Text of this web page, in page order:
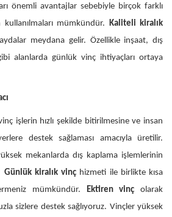
önemli avantajlar sebebiyle birçok farklı
mümkündür. Kaliteli kiralık
meydana gelir. Özellikle inşaat, dış
alanlarda günlük vinç ihtiyaçları ortaya
işlerin hızlı şekilde bitirilmesine ve insan
destek sağlaması amacıyla üretilir.
mekanlarda dış kaplama işlemlerinin
Günlük kiralık vinç hizmeti ile birlikte kısa
mümkündür. Ektiren vinç olarak
sizlere destek sağlıyoruz. Vinçler yüksek